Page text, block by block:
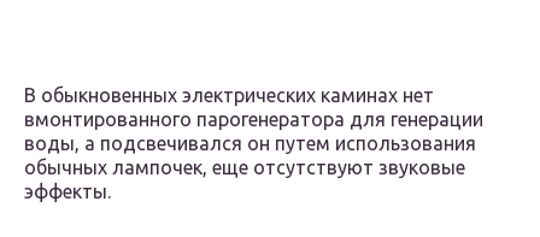
В обыкновенных электрических каминах нет
вмонтированного парогенератора для генерации
воды, а подсвечивался он путем использования
обычных лампочек, еще отсутствуют звуковые
эффекты.